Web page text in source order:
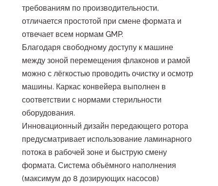
требованиям по производительности,
отличается простотой при смене формата и
отвечает всем нормам GMP.
Благодаря свободному доступу к машине
между зоной перемещения флаконов и рамой
можно с лёгкостью проводить очистку и осмотр
машины. Каркас конвейера выполнен в
соответствии с нормами стерильности
оборудования.
Инновационный дизайн передающего ротора
предусматривает использование ламинарного
потока в рабочей зоне и быструю смену
формата. Система объёмного наполнения
(максимум до 8 дозирующих насосов)